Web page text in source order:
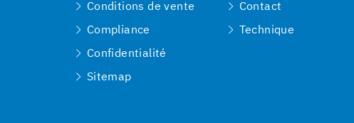
Conditions de vente
Compliance
Confidentialité
Sitemap
Contact
Technique